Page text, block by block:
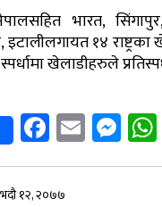
नेपालसहित भारत,
१४
खेलाडीहरुले
Facebook
Email
भदौ १२, २०७७